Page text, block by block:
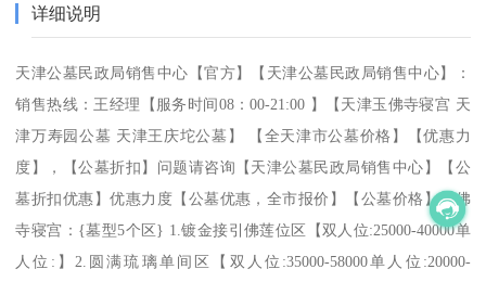
详细说明
天津公墓民政局销售中心【官方】【天津公墓民政局销售中心】：
销售热线：王经理【服务时间08：00-21:00 】【天津玉佛寺寝宫 天
津万寿园公墓 天津王庆坨公墓】 【全天津市公墓价格】【优惠力
度】，【公墓折扣】问题请咨询【天津公墓民政局销售中心】【公
墓折扣优惠】优惠力度【公墓优惠，全市报价】【公墓价格】玉佛
寺寝宫：{墓型5个区} 1.镀金接引佛莲位区【双人位:25000-40000单
人位:】2.圆满琉璃单间区【双人位:35000-58000单人位:20000-